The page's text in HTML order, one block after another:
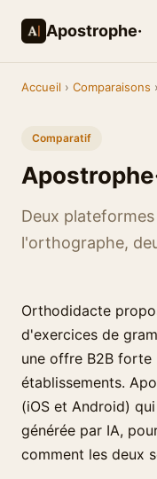
Apostrophe·
Accueil › Comparaisons
Comparatif
Deux
l'orthographe,
Orthodidacte
d'exercices de
une offre B2B forte
établissements.
(iOS et Android)
générée par IA,
comment les deux